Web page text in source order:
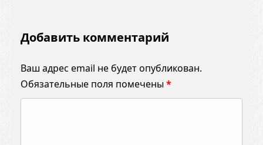
Добавить комментарий
Ваш адрес email не будет опубликован.
Обязательные поля помечены *